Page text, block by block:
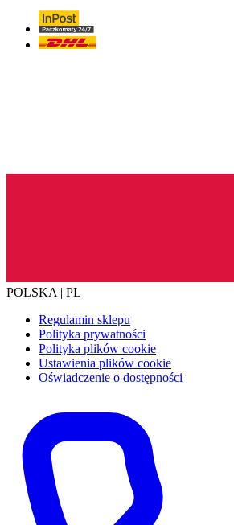
POLSKA | PL
Regulamin sklepu
Polityka prywatności
Polityka plików cookie
Ustawienia plików cookie
Oświadczenie o dostępności